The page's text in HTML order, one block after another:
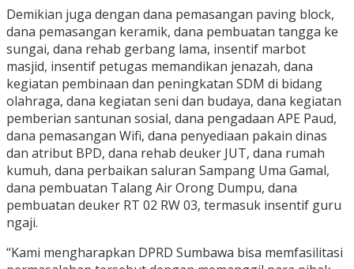
Demikian juga dengan dana pemasangan paving block,
dana pemasangan keramik, dana pembuatan tangga ke
sungai, dana rehab gerbang lama, insentif marbot
masjid, insentif petugas memandikan jenazah, dana
kegiatan pembinaan dan peningkatan SDM di bidang
olahraga, dana kegiatan seni dan budaya, dana kegiatan
pemberian santunan sosial, dana pengadaan APE Paud,
dana pemasangan Wifi, dana penyediaan pakain dinas
dan atribut BPD, dana rehab deuker JUT, dana rumah
kumuh, dana perbaikan saluran Sampang Uma Gamal,
dana pembuatan Talang Air Orong Dumpu, dana
pembuatan deuker RT 02 RW 03, termasuk insentif guru
ngaji.
“Kami mengharapkan DPRD Sumbawa bisa memfasilitasi